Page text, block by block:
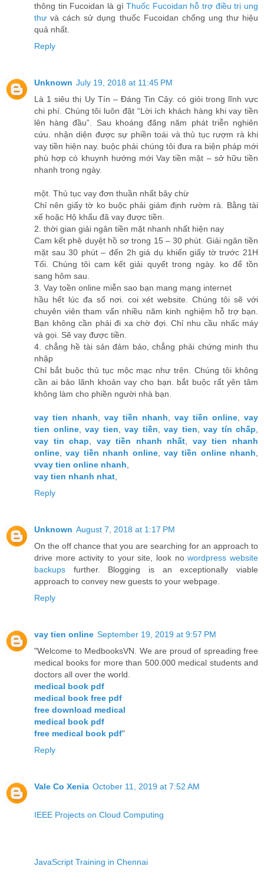
thông tin Fucoidan là gìThuốc Fucoidan hỗ trợ điều trị ung
thư và cách sử dụng thuốc Fucoidan chống ung thư hiệu
quả nhất.
Reply
Unknown July 19, 2018 at 11:45 PM
Là 1 siêu thị Uy Tín – Đáng Tin Cậy. có giỏi trong lĩnh vực
chi phí. Chúng tôi luôn đặt “Lời ích khách hàng khi vay tiền
lên hàng đầu”. Sau khoáng đãng năm phát triễn nghiên
cứu. nhận diện được sự phiền toái và thủ tục rượm rà khi
vay tiền hiện nay. buộc phải chúng tôi đưa ra biện pháp mới
phù hợp có khuynh hướng mới Vay tiền mặt – sở hữu tiền
nhanh trong ngày.
một. Thủ tục vay đơn thuần nhất bây chừ
Chỉ nên giấy tờ ko buộc phải giám định rườm rà. Bằng tài
xế hoặc Hộ khẩu đã vay được tiền.
2. thời gian giải ngân tiền mặt nhanh nhất hiện nay
Cam kết phê duyệt hồ sơ trong 15 – 30 phút. Giải ngân tiền
mặt sau 30 phút – đến 2h giả dụ khiến giấy tờ trước 21H
Tối. Chúng tôi cam kết giải quyết trong ngày. ko để tồn
sang hôm sau.
3. Vay toền online miễn sao bạn mang mạng internet
hầu hết lúc đa số nơi. coi xét website. Chúng tôi sẽ với
chuyên viên tham vấn nhiều năm kinh nghiệm hỗ trợ bạn.
Bạn không cần phải đi xa chờ đợi. Chỉ nhu cầu nhấc máy
và gọi. Sẽ vay được tiền.
4. chẳng hề tài sản đảm bảo, chẳng phải chứng minh thu
nhập
Chỉ bắt buộc thủ tục mộc mạc như trên. Chúng tôi không
cần ai bảo lãnh khoản vay cho bạn. bắt buộc rất yên tâm
không làm cho phiền người nhà bạn.
vay tien nhanh vay tiền nhanh vay tiền online
vay
tien online, vay tien vay tiền vay tien vay tín chấp
vay tin chap
vay tiền nhanh nhất
vay tien nhanh
online ,vay tiền nhanh online, vay tiền online nhanh
vvay tien online nhanh
vay tien nhanh nhat
Reply
Unknown August 7, 2018 at 1:17 PM
On the off chance that you are searching for an approach to
drive more activity to your site, look nowordpress website
backups further. Blogging is an exceptionally viable
approach to convey new guests to your webpage.
Reply
vay tien online September 19, 2019 at 9:57 PM
"Welcome to MedbooksVN. We are proud of spreading free
medical books for more than 500.000 medical students and
doctors all over the world.
medical book pdf
medical book free pdf
free download medical
medical book pdf
free medical book pdf"
Reply
Vale Co Xenia October 11, 2019 at 7:52 AM
IEEE Projects on Cloud Computing
JavaScript Training in Chennai